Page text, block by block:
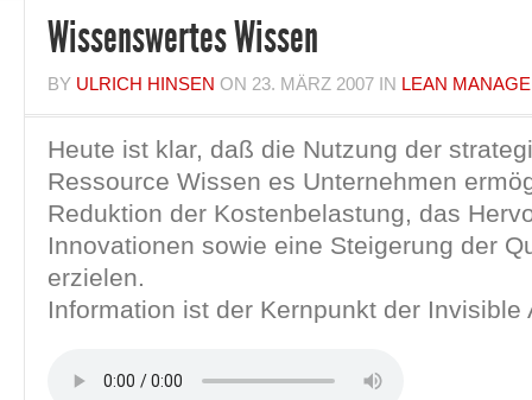
Wissenswertes Wissen
BY ULRICH HINSEN ON 23. MÄRZ 2007 IN LEAN
Heute ist klar, daß die Nutzung der
Ressource Wissen es Unternehmen
Reduktion der Kostenbelastung, das
Innovationen sowie eine Steigerung der
erzielen.
Information ist der Kernpunkt der